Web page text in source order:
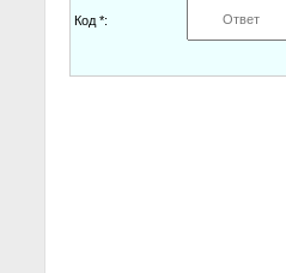
Код *: